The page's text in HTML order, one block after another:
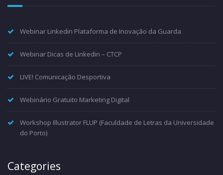
Webinar Linkedin Plataforma de Inovação da Guarda
Webinar Dicas de Linkedin – CTCP
LIVE! Comunicação Desportiva
Webinário Gratuito Marketing Digital
Workshop Illustrator FLUP (Faculdade de Letras da Universidade
do Porto)
Categories